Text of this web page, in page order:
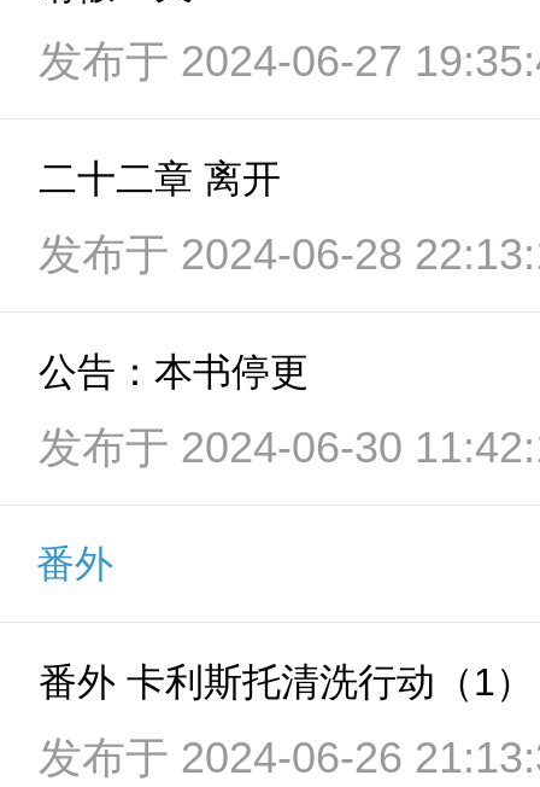
发布于 2024-06-27
二十二章 离开
发布于 2024-06-28
公告：本书停更
发布于 2024-06-30
番外
番外 卡利斯托清洗行动（1）
发布于 2024-06-26